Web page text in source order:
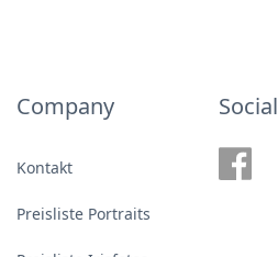
Company
Kontakt
Preisliste Portraits
Social